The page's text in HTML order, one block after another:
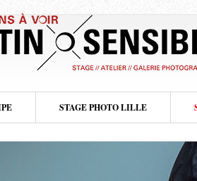
STAGE PHOTO LILLE